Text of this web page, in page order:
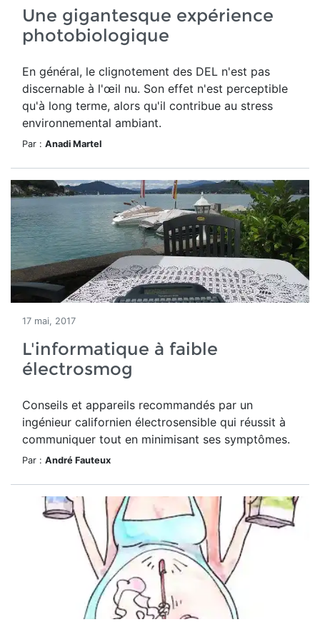
Une gigantesque expérience
photobiologique
En général, le clignotement des DEL n'est pas
discernable à l'œil nu. Son effet n'est perceptible
qu'à long terme, alors qu'il contribue au stress
environnemental ambiant.
Par : Anadi Martel
17 mai, 2017
L'informatique à faible
électrosmog
Conseils et appareils recommandés par un
ingénieur californien électrosensible qui réussit à
communiquer tout en minimisant ses symptômes.
Par : André Fauteux